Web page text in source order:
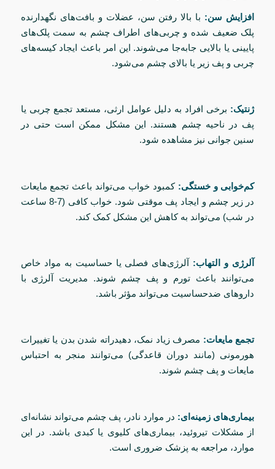
افزایش سن: با بالا رفتن سن، عضلات و بافت‌های نگهدارنده
پلک ضعیف شده و چربی‌های اطراف چشم به سمت پلک‌های
پایینی یا بالایی جابه‌جا می‌شوند. این امر باعث ایجاد کیسه‌های
چربی و پف زیر یا بالای چشم می‌شود.
ژنتیک: برخی افراد به دلیل عوامل ارثی، مستعد تجمع چربی یا
پف در ناحیه چشم هستند. این مشکل ممکن است حتی در
سنین جوانی نیز مشاهده شود.
کم‌خوابی و خستگی: کمبود خواب می‌تواند باعث تجمع مایعات
در زیر چشم و ایجاد پف موقتی شود. خواب کافی (7-8 ساعت
در شب) می‌تواند به کاهش این مشکل کمک کند.
آلرژی و التهاب: آلرژی‌های فصلی یا حساسیت به مواد خاص
می‌توانند باعث تورم و پف چشم شوند. مدیریت آلرژی با
داروهای ضدحساسیت می‌تواند مؤثر باشد.
تجمع مایعات: مصرف زیاد نمک، دهیدراته شدن بدن یا تغییرات
هورمونی (مانند دوران قاعدگی) می‌توانند منجر به احتباس
مایعات و پف چشم شوند.
بیماری‌های زمینه‌ای: در موارد نادر، پف چشم می‌تواند نشانه‌ای
از مشکلات تیروئید، بیماری‌های کلیوی یا کبدی باشد. در این
موارد، مراجعه به پزشک ضروری است.